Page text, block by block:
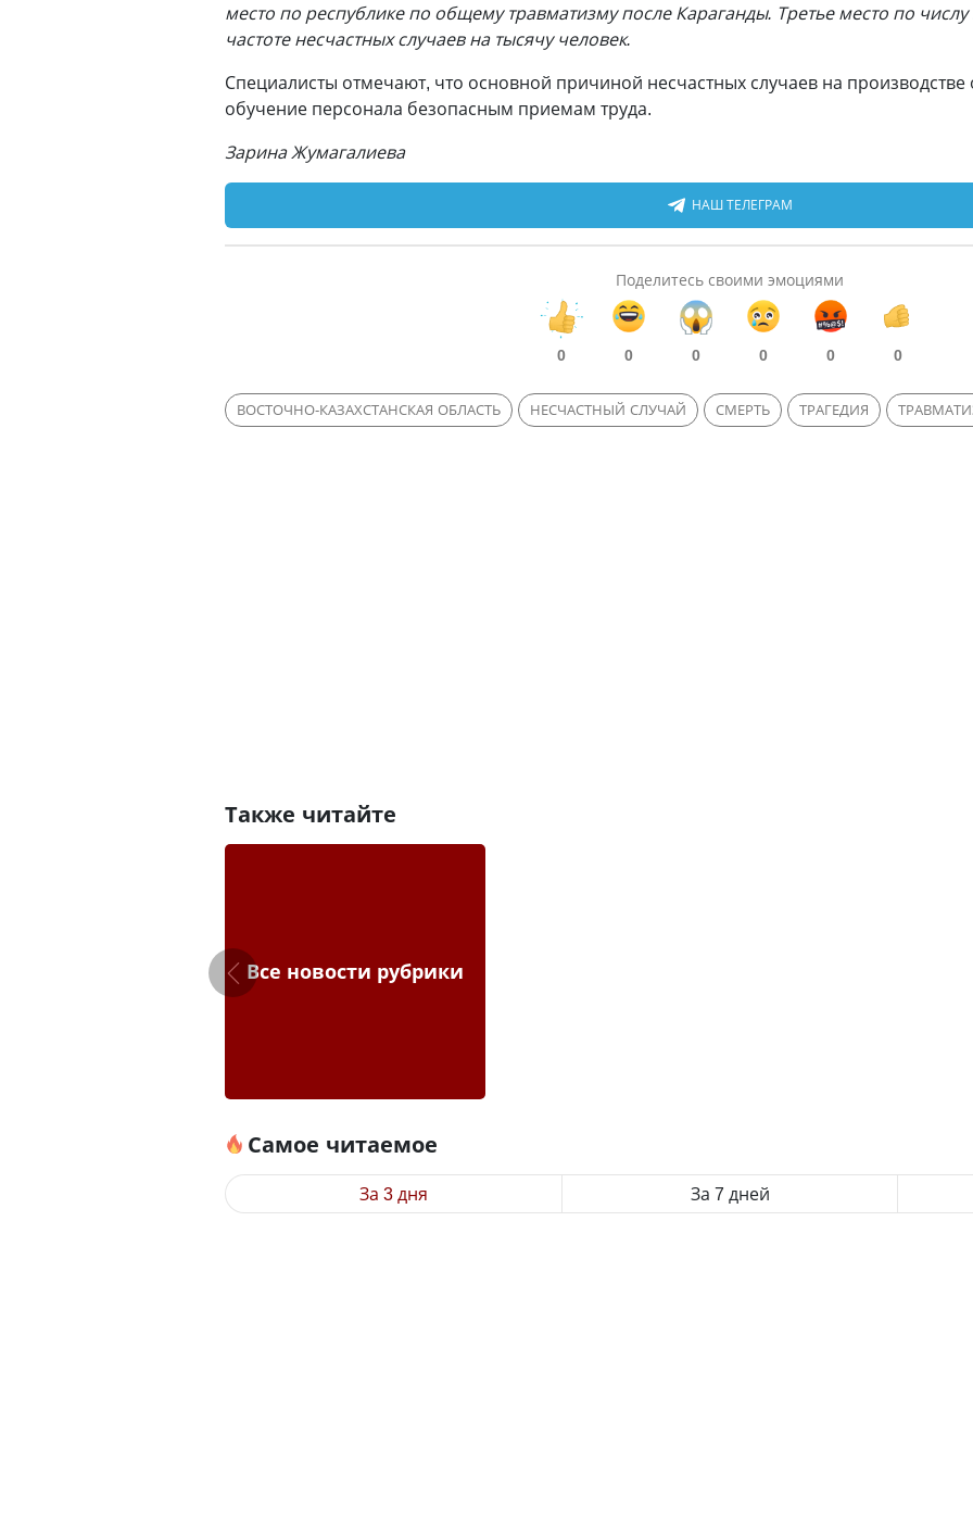
место по республике по общему травматизму после Караганды. Третье место по
частоте несчастных случаев на тысячу человек.
Специалисты отмечают, что основной причиной несчастных случаев на производстве
обучение персонала безопасным приемам труда.
Зарина Жумагалиева
НАШ ТЕЛЕГРАМ
Поделитесь своими эмоциями
0 0 0 0 0 0
ВОСТОЧНО-КАЗАХСТАНСКАЯ ОБЛАСТЬ НЕСЧАСТНЫЙ СЛУЧАЙ СМЕРТЬ ТРАГЕДИЯ
Также читайте
Все новости рубрики
Самое читаемое
За 3 дня За 7 дней